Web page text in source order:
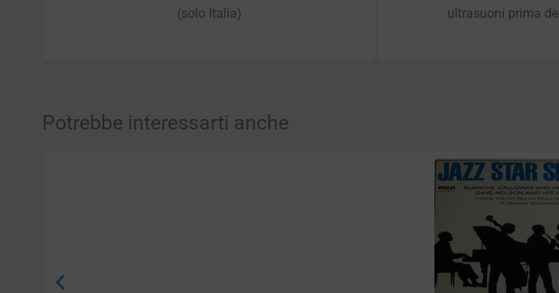
(solo Italia)
ultrasuoni prima
Potrebbe interessarti anche